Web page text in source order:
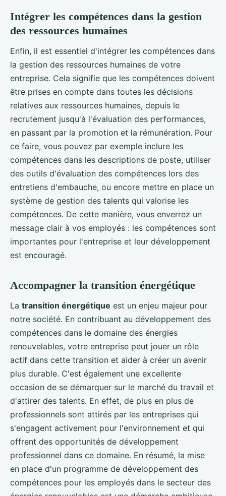
Intégrer les compétences dans la gestion
des ressources humaines
Enfin, il est essentiel d'intégrer les compétences dans
la gestion des ressources humaines de votre
entreprise. Cela signifie que les compétences doivent
être prises en compte dans toutes les décisions
relatives aux ressources humaines, depuis le
recrutement jusqu'à l'évaluation des performances,
en passant par la promotion et la rémunération. Pour
ce faire, vous pouvez par exemple inclure les
compétences dans les descriptions de poste, utiliser
des outils d'évaluation des compétences lors des
entretiens d'embauche, ou encore mettre en place un
système de gestion des talents qui valorise les
compétences. De cette manière, vous enverrez un
message clair à vos employés : les compétences sont
importantes pour l'entreprise et leur développement
est encouragé.
Accompagner la transition énergétique
La transition énergétique est un enjeu majeur pour
notre société. En contribuant au développement des
compétences dans le domaine des énergies
renouvelables, votre entreprise peut jouer un rôle
actif dans cette transition et aider à créer un avenir
plus durable. C'est également une excellente
occasion de se démarquer sur le marché du travail et
d'attirer des talents. En effet, de plus en plus de
professionnels sont attirés par les entreprises qui
s'engagent activement pour l'environnement et qui
offrent des opportunités de développement
professionnel dans ce domaine. En résumé, la mise
en place d'un programme de développement des
compétences pour les employés dans le secteur des